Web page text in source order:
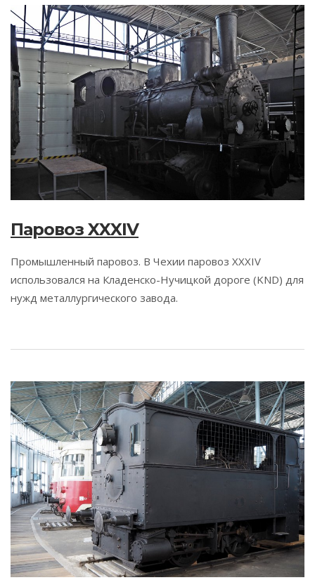
Паровоз XXXIV
Промышленный паровоз. В Чехии паровоз XXXIV
использовался на Кладенско-Нучицкой дороге (KND) для
нужд металлургического завода.